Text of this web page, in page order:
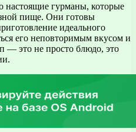
гурманы, которые
пище. Они готовы
идеального
его неповторимым вкусом и
— это не просто блюдо, это